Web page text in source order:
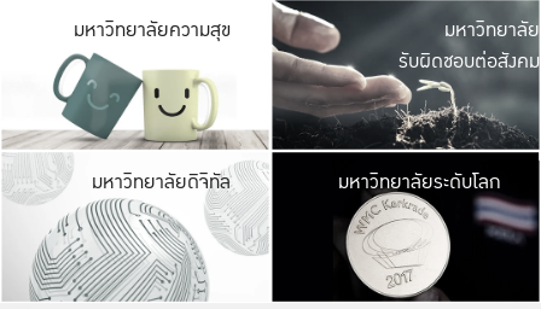
มหาวิทยาลัยความสุข มหาวิ
ค
เปิดประ
และพบเรื่องราวใ
มหาวิทยาลัย
รับผิดชอบต่อสังคม
มหาวิทยาลัยดิจิทัล มหาวิ
เปลี่ยนแปลง แล
เพื่อทำง
ระบบสารสนเทศ
มหาวิทยาลัยระดับโลก